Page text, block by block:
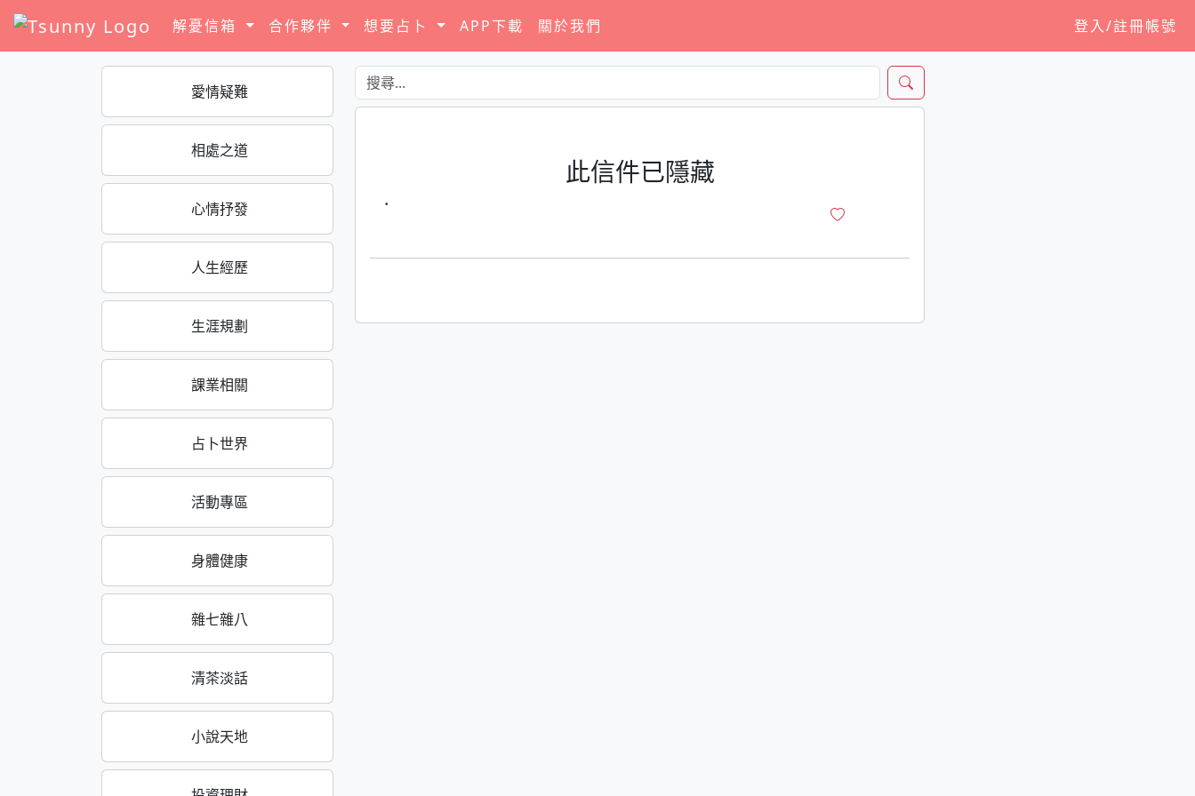
解憂信箱 合作夥伴 想要占卜 APP下載 關於我們 登入/註冊帳號
愛情疑難
相處之道
心情抒發
人生經歷
生涯規劃
課業相關
占卜世界
活動專區
身體健康
雜七雜八
清茶淡話
小說天地
此信件已隱藏
·